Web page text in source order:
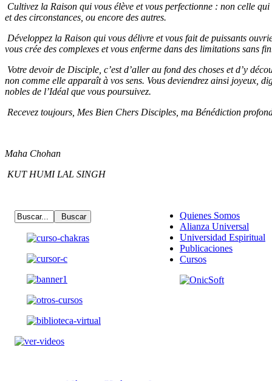
Cultivez la Raison qui vous élève et vous perfectionne : non celle qui
et des circonstances, ou encore des autres.
Développez la Raison qui vous délivre et vous fait de puissants
vous crée des complexes et vous enferme dans des limitations sans
Votre devoir de Disciple, c’est d’aller au fond des choses et d’y
non comme elle apparaît à vos sens. Vous deviendrez ainsi joyeux,
nobles de l’Idéal que vous poursuivez.
Recevez toujours, Mes Bien Chers Disciples, ma Bénédiction
Maha Chohan
KUT HUMI LAL SINGH
Quienes Somos
Alianza Universal
Universidad Espiritual
Publicaciones
Cursos